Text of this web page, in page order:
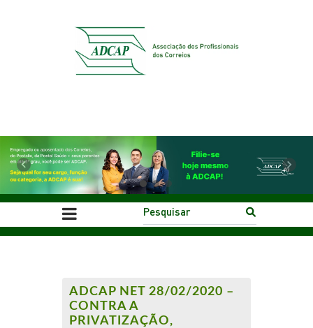
Previous Next
ADCAP NET 28/02/2020 –
CONTRA A
PRIVATIZAÇÃO,